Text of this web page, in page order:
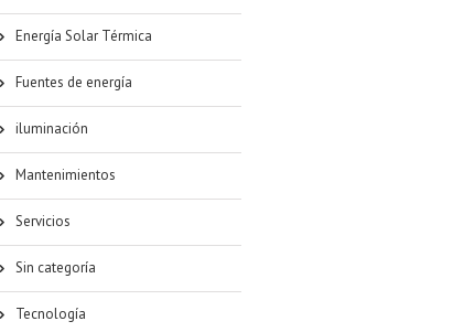
Energía Solar Térmica
Fuentes de energía
iluminación
Mantenimientos
Servicios
Sin categoría
Tecnología